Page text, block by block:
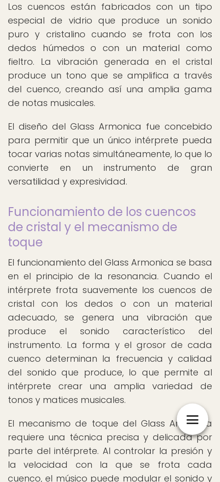
Los cuencos están fabricados con un tipo
especial de vidrio que produce un sonido
puro y cristalino cuando se frota con los
dedos húmedos o con un material como
fieltro. La vibración generada en el cristal
produce un tono que se amplifica a través
del cuenco, creando así una amplia gama
de notas musicales.
El diseño del Glass Armonica fue concebido
para permitir que un único intérprete pueda
tocar varias notas simultáneamente, lo que lo
convierte en un instrumento de gran
versatilidad y expresividad.
Funcionamiento de los cuencos
de cristal y el mecanismo de
toque
El funcionamiento del Glass Armonica se basa
en el principio de la resonancia. Cuando el
intérprete frota suavemente los cuencos de
cristal con los dedos o con un material
adecuado, se genera una vibración que
produce el sonido característico del
instrumento. La forma y el grosor de cada
cuenco determinan la frecuencia y calidad
del sonido que produce, lo que permite al
intérprete crear una amplia variedad de
tonos y matices musicales.
El mecanismo de toque del Glass Armonica
requiere una técnica precisa y delicada por
parte del intérprete. Al controlar la presión y
la velocidad con la que se frota cada
cuenco, el músico puede modular el sonido y